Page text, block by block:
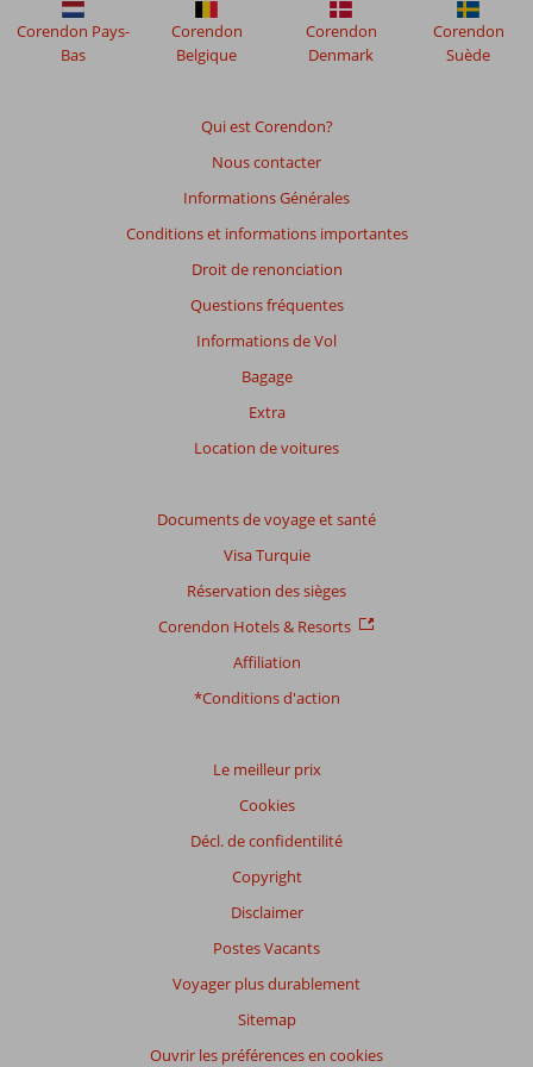
Qui est Corendon?
Nous contacter
Informations Générales
Conditions et informations importantes
Droit de renonciation
Questions fréquentes
Informations de Vol
Bagage
Extra
Location de voitures
Documents de voyage et santé
Visa Turquie
Réservation des sièges
Corendon Hotels & Resorts
Affiliation
*Conditions d'action
Le meilleur prix
Cookies
Décl. de confidentilité
Copyright
Disclaimer
Postes Vacants
Voyager plus durablement
Sitemap
Ouvrir les préférences en cookies
Corendon Pays-
Bas
Corendon
Belgique
Corendon
Denmark
Corendon
Suède